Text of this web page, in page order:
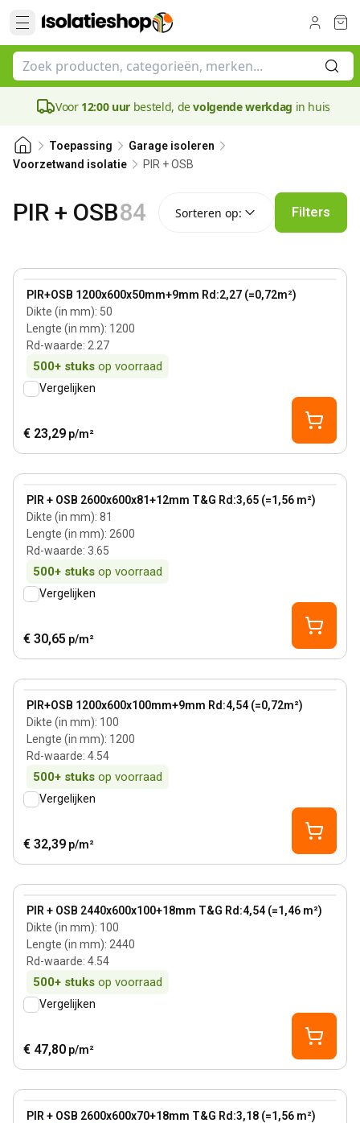
Voor 12:00 uur besteld, devolgende werkdag in huis
Toepassing
Garage isoleren
Voorzetwand isolatie
PIR + OSB
PIR + OSB84 Sorteren op: Filters
PIR+OSB 1200x600x50mm+9mm Rd:2,27 (=0,72m²)
Dikte (in mm): 50
Lengte (in mm): 1200
Rd-waarde: 2.27
500+ stuks op voorraad
View product
Vergelijken
€ 23,29 p/m²
PIR + OSB 2600x600x81+12mm T&G Rd:3,65 (=1,56 m²)
Dikte (in mm): 81
Lengte (in mm): 2600
Rd-waarde: 3.65
500+ stuks op voorraad
View product
Vergelijken
€ 30,65 p/m²
PIR+OSB 1200x600x100mm+9mm Rd:4,54 (=0,72m²)
Dikte (in mm): 100
Lengte (in mm): 1200
Rd-waarde: 4.54
500+ stuks op voorraad
View product
Vergelijken
€ 32,39 p/m²
PIR + OSB 2440x600x100+18mm T&G Rd:4,54 (=1,46 m²)
Dikte (in mm): 100
Lengte (in mm): 2440
Rd-waarde: 4.54
500+ stuks op voorraad
View product
Vergelijken
€ 47,80 p/m²
PIR + OSB 2600x600x70+18mm T&G Rd:3,18 (=1,56 m²)
View product